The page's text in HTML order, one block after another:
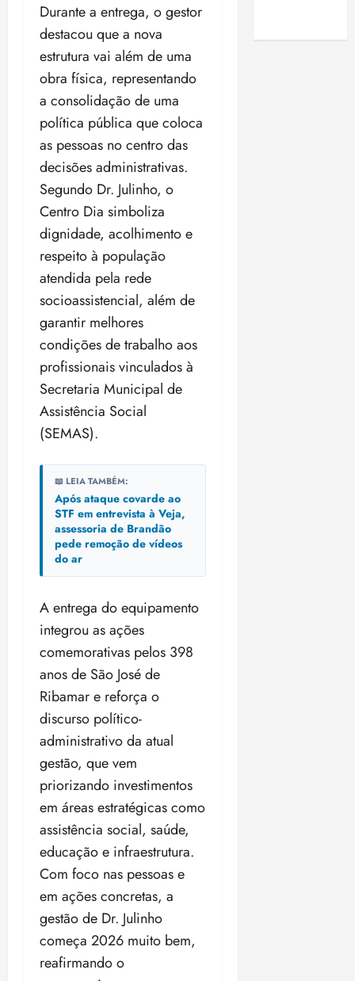
Durante a entrega, o gestor
destacou que a nova
estrutura vai além de uma
obra física, representando
a consolidação de uma
política pública que coloca
as pessoas no centro das
decisões administrativas.
Segundo Dr. Julinho, o
Centro Dia simboliza
dignidade, acolhimento e
respeito à população
atendida pela rede
socioassistencial, além de
garantir melhores
condições de trabalho aos
profissionais vinculados à
Secretaria Municipal de
Assistência Social
(SEMAS).
📖 LEIA TAMBÉM:
Após ataque covarde ao
STF em entrevista à Veja,
assessoria de Brandão
pede remoção de vídeos
do ar
A entrega do equipamento
integrou as ações
comemorativas pelos 398
anos de São José de
Ribamar e reforça o
discurso político-
administrativo da atual
gestão, que vem
priorizando investimentos
em áreas estratégicas como
assistência social, saúde,
educação e infraestrutura.
Com foco nas pessoas e
em ações concretas, a
gestão de Dr. Julinho
começa 2026 muito bem,
reafirmando o